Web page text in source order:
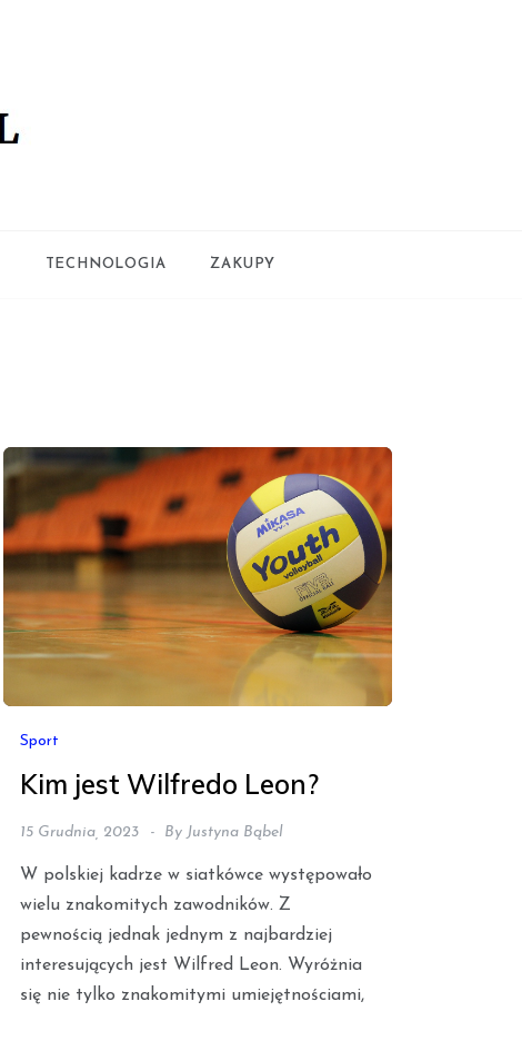
TECHNOLOGIA ZAKUPY
Sport
Kim jest Wilfredo Leon?
15 Grudnia, 2023 By Justyna Bąbel
W polskiej kadrze w siatkówce występowało
wielu znakomitych zawodników. Z
pewnością jednak jednym z najbardziej
interesujących jest Wilfred Leon. Wyróżnia
się nie tylko znakomitymi umiejętnościami,